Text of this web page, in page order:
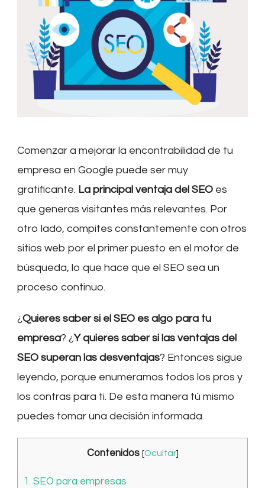
Comenzar a mejorar la encontrabilidad de tu
empresa en Google puede ser muy
gratificante. La principal ventaja del SEO es
que generas visitantes más relevantes. Por
otro lado, compites constantemente con otros
sitios web por el primer puesto en el motor de
búsqueda, lo que hace que el SEO sea un
proceso continuo.
¿Quieres saber si el SEO es algo para tu
empresa? ¿Y quieres saber si las ventajas del
SEO superan las desventajas? Entonces sigue
leyendo, porque enumeramos todos los pros y
los contras para ti. De esta manera tú mismo
puedes tomar una decisión informada.
Contenidos [Ocultar]
1. SEO para empresas